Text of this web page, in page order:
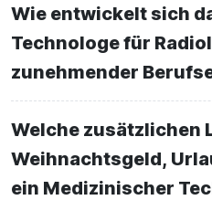
Wie entwickelt sich
Technologe für
zunehmender
Welche zusätzlichen
Weihnachtsgeld,
ein Medizinischer